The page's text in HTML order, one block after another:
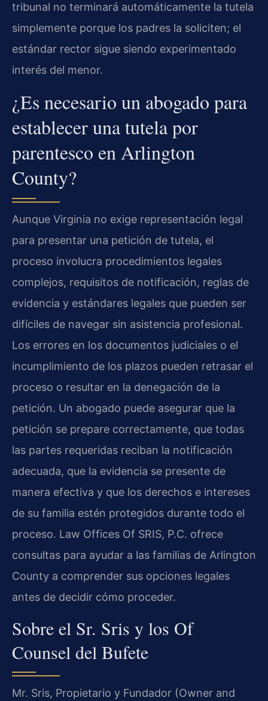
tribunal no terminará automáticamente la tutela
simplemente porque los padres la soliciten; el
estándar rector sigue siendo experimentado
interés del menor.
¿Es necesario un abogado para
establecer una tutela por
parentesco en Arlington
County?
Aunque Virginia no exige representación legal
para presentar una petición de tutela, el
proceso involucra procedimientos legales
complejos, requisitos de notificación, reglas de
evidencia y estándares legales que pueden ser
difíciles de navegar sin asistencia profesional.
Los errores en los documentos judiciales o el
incumplimiento de los plazos pueden retrasar el
proceso o resultar en la denegación de la
petición. Un abogado puede asegurar que la
petición se prepare correctamente, que todas
las partes requeridas reciban la notificación
adecuada, que la evidencia se presente de
manera efectiva y que los derechos e intereses
de su familia estén protegidos durante todo el
proceso. Law Offices Of SRIS, P.C. ofrece
consultas para ayudar a las familias de Arlington
County a comprender sus opciones legales
antes de decidir cómo proceder.
Sobre el Sr. Sris y los Of
Counsel del Bufete
Mr. Sris, Propietario y Fundador (Owner and